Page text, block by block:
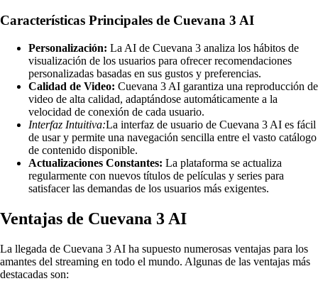
Características Principales de Cuevana 3 AI
Personalización: La AI de Cuevana 3 analiza los hábitos de
visualización de los usuarios para ofrecer recomendaciones
personalizadas basadas en sus gustos y preferencias.
Calidad de Video: Cuevana 3 AI garantiza una reproducción de
video de alta calidad, adaptándose automáticamente a la
velocidad de conexión de cada usuario.
Interfaz Intuitiva:La interfaz de usuario de Cuevana 3 AI es fácil
de usar y permite una navegación sencilla entre el vasto catálogo
de contenido disponible.
Actualizaciones Constantes: La plataforma se actualiza
regularmente con nuevos títulos de películas y series para
satisfacer las demandas de los usuarios más exigentes.
Ventajas de Cuevana 3 AI
La llegada de Cuevana 3 AI ha supuesto numerosas ventajas para los
amantes del streaming en todo el mundo. Algunas de las ventajas más
destacadas son: